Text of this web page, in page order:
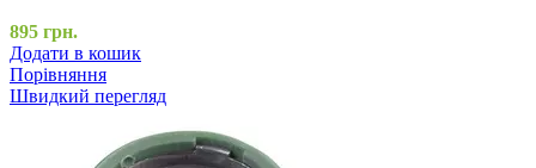
895 грн.
Додати в кошик
Порівняння
Швидкий перегляд